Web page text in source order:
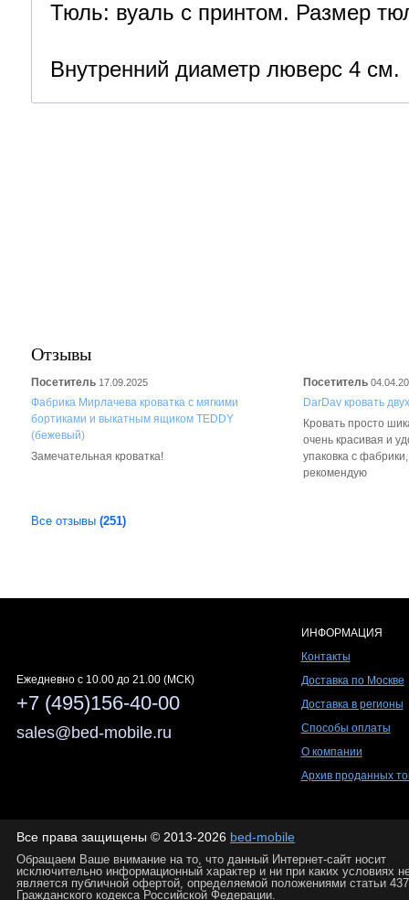
Тюль: вуаль с принтом. Размер
Внутренний диаметр люверс 4 см.
Отзывы
Посетитель 17.09.2025
Фабрика Мирлачева кроватка с мягкими
бортиками и выкатным ящиком TEDDY
(бежевый)
Замечательная кроватка!
Посетитель
DarDav кровать
Кровать просто
очень красивая и
упаковка с
рекомендую
Все отзывы (251)
Ежедневно c 10.00 до 21.00 (МСК)
+7 (495)156-40-00
sales@bed-mobile.ru
ИНФОРМАЦИЯ
Контакты
Доставка по Москве
Доставка в регионы
Способы оплаты
О компании
Архив проданных
Все права защищены © 2013-2026 bed-mobile
Обращаем Ваше внимание на то, что данный Интернет-сайт носит
исключительно информационный характер и ни при каких условиях
является публичной офертой, определяемой положениями статьи 437
Гражданского кодекса Российской Федерации.